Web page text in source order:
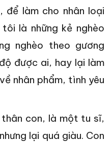
để làm cho nhân loại
là những kẻ nghèo
nghèo theo gương
được ai, hay lại làm
nhân phẩm, tình yêu
con, là một tu sĩ,
lại quá giàu. Con